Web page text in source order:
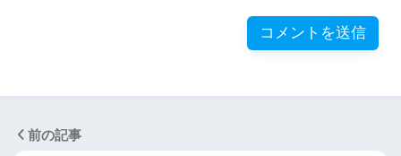
前の記事